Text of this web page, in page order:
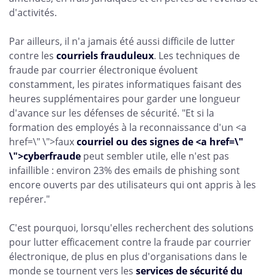
d'activités.
Par ailleurs, il n'a jamais été aussi difficile de lutter
contre les courriels frauduleux. Les techniques de
fraude par courrier électronique évoluent
constamment, les pirates informatiques faisant des
heures supplémentaires pour garder une longueur
d'avance sur les défenses de sécurité. "Et si la
formation des employés à la reconnaissance d'un <a
href=\" \">fauxcourriel ou des signesde <a href=\"
\">cyberfraude peut sembler utile, elle n'est pas
infaillible : environ 23% des emails de phishing sont
encore ouverts par des utilisateurs qui ont appris à les
repérer."
C'est pourquoi, lorsqu'elles recherchent des solutions
pour lutter efficacement contre la fraude par courrier
électronique, de plus en plus d'organisations dans le
monde se tournent vers les services de sécurité du